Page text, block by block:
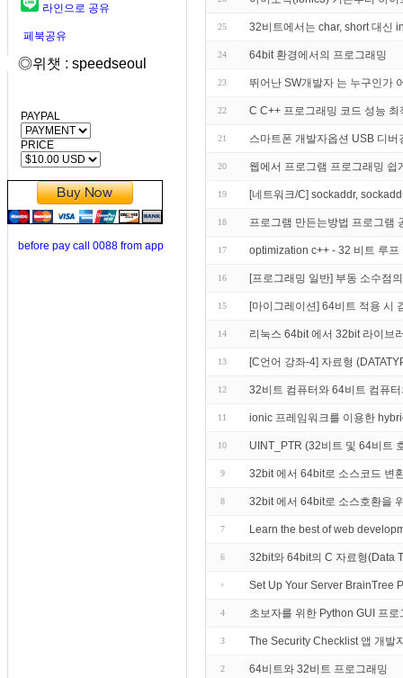
라인으로 공유
페북공유
◎위챗 : speedseoul
PAYPAL
PRICE
before pay call 0088 from app
25 32비트에서는 char, short 대신
24 64bit 환경에서의 프로그래밍
23 뛰어난 SW개발자 는 누구인가
22 C C++ 프로그래밍 코드 성능 최
21 스마트폰 개발자옵션 USB 디버
20 웹에서 프로그램 프로그래밍
19 [네트워크/C] sockaddr,
18 프로그램 만든는방법 프로그램
17 optimization c++ - 32 비트 루
16 [프로그래밍 일반] 부동 소수점
15 [마이그레이션] 64비트 적용 시
14 리눅스 64bit 에서 32bit 라이브
13 [C언어 강좌-4] 자료형
12 32비트 컴퓨터와 64비트 컴퓨
11 ionic 프레임워크를 이용한
10 UINT_PTR (32비트 및 64비트
9 32bit 에서 64bit로 소스코드 변
8 32bit 에서 64bit로 소스호환을
7 Learn the best of web
6 32bit와 64bit의 C 자료형(Data
Set Up Your Server BrainTree
4 초보자를 위한 Python GUI 프
3 The Security Checklist 앱 개발
2 64비트와 32비트 프로그래밍